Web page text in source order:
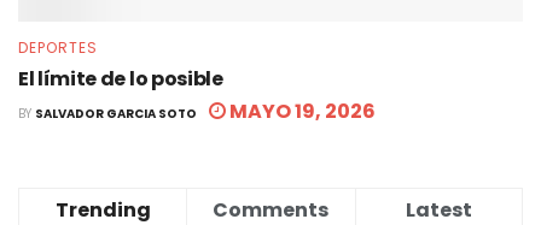
DEPORTES
El límite de lo posible
BY SALVADOR GARCIA SOTO MAYO 19, 2026
Trending Comments Latest